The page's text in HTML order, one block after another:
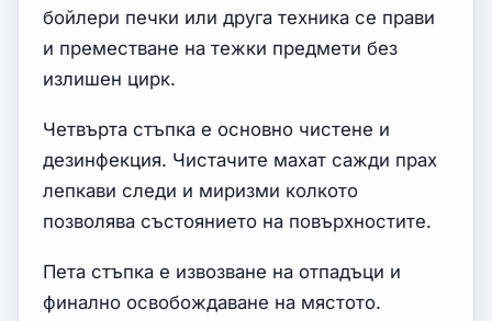
бойлери печки или друга техника се прави
и преместване на тежки предмети без
излишен цирк.
Четвърта стъпка е основно чистене и
дезинфекция. Чистачите махат сажди прах
лепкави следи и миризми колкото
позволява състоянието на повърхностите.
Пета стъпка е извозване на отпадъци и
финално освобождаване на мястото.